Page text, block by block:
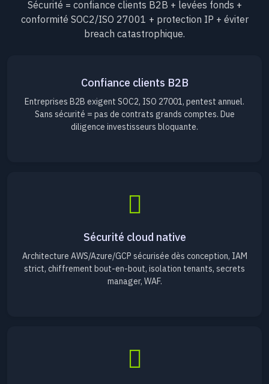
Sécurité = confiance clients B2B + levées fonds +
conformité SOC2/ISO 27001 + protection IP + éviter
breach catastrophique.
Confiance clients B2B
Entreprises B2B exigent SOC2, ISO 27001, pentest annuel.
Sans sécurité = pas de contrats grands comptes. Due
diligence investisseurs bloquante.
Sécurité cloud native
Architecture AWS/Azure/GCP sécurisée dès conception, IAM
strict, chiffrement bout-en-bout, isolation tenants, secrets
manager, WAF.